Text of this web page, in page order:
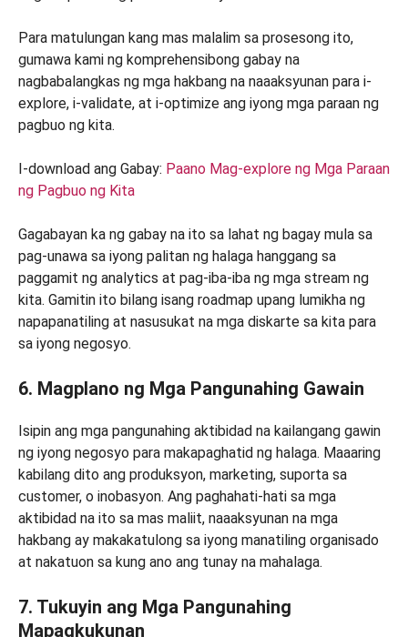
Para matulungan kang mas malalim sa prosesong ito,
gumawa kami ng komprehensibong gabay na
nagbabalangkas ng mga hakbang na naaaksyunan para i-
explore, i-validate, at i-optimize ang iyong mga paraan ng
pagbuo ng kita.
I-download ang Gabay: Paano Mag-explore ng Mga Paraan
ng Pagbuo ng Kita
Gagabayan ka ng gabay na ito sa lahat ng bagay mula sa
pag-unawa sa iyong palitan ng halaga hanggang sa
paggamit ng analytics at pag-iba-iba ng mga stream ng
kita. Gamitin ito bilang isang roadmap upang lumikha ng
napapanatiling at nasusukat na mga diskarte sa kita para
sa iyong negosyo.
6. Magplano ng Mga Pangunahing Gawain
Isipin ang mga pangunahing aktibidad na kailangang gawin
ng iyong negosyo para makapaghatid ng halaga. Maaaring
kabilang dito ang produksyon, marketing, suporta sa
customer, o inobasyon. Ang paghahati-hati sa mga
aktibidad na ito sa mas maliit, naaaksyunan na mga
hakbang ay makakatulong sa iyong manatiling organisado
at nakatuon sa kung ano ang tunay na mahalaga.
7. Tukuyin ang Mga Pangunahing
Mapagkukunan